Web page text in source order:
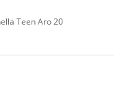
Teen Aro 20